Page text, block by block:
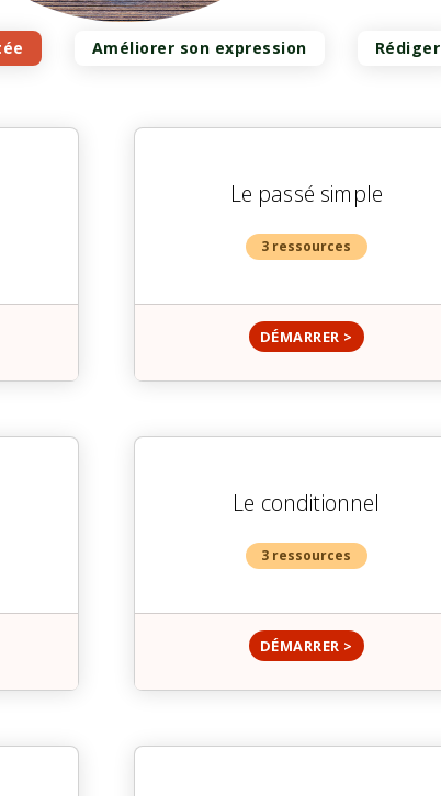
Améliorer son expression Rédiger
Le passé simple
3 ressources
DÉMARRER >
Le conditionnel
3 ressources
DÉMARRER >